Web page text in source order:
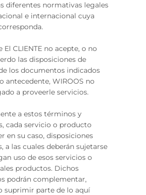
diferentes normativas legales
e internacional cuya
El CLIENTE no acepte, o no
las disposiciones de
los documentos indicados
antecedente, WIROOS no
a proveerle servicios.
a estos términos y
cada servicio o producto
en su caso, disposiciones
a las cuales deberán sujetarse
uso de esos servicios o
productos. Dichos
podrán complementar,
suprimir parte de lo aquí